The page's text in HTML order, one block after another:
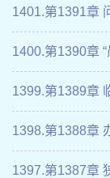
1401.第1391章
1400.第1390章
1399.第1389章
1398.第1388章
1397.第1387章